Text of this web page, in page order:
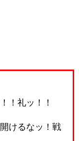
！礼ッ！！
けるなッ！戦